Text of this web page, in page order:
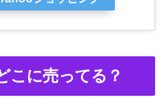
こに売ってる？